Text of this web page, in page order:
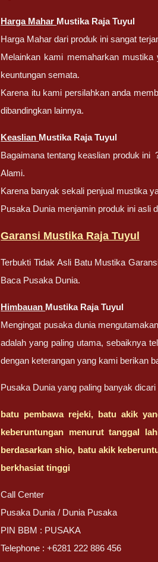
Harga Mahar Mustika Raja Tuyul
Harga Mahar dari produk ini sangat
Melainkan kami memaharkan
keuntungan semata.
Karena itu kami persilahkan anda
dibandingkan lainnya.
Keaslian Mustika Raja Tuyul
Bagaimana tentang keaslian produk ini
Alami.
Karena banyak sekali penjual mustika
Pusaka Dunia menjamin produk ini asli
Garansi Mustika Raja Tuyul
Terbukti Tidak Asli Batu Mustika
Baca Pusaka Dunia.
Himbauan Mustika Raja Tuyul
Mengingat pusaka dunia
adalah yang paling utama, sebaiknya
dengan keterangan yang kami berikan
Pusaka Dunia yang paling banyak dicari
batu pembawa rejeki, batu akik
keberuntungan menurut tanggal
berdasarkan shio, batu akik
berkhasiat tinggi
Call Center
Pusaka Dunia / Dunia Pusaka
PIN BBM : PUSAKA
Telephone : +6281 222 886 456